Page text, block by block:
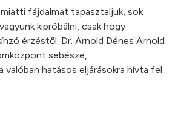
fájdalmat tapasztaljuk, sok
kipróbálni, csak hogy
érzéstől. Dr. Arnold Dénes Arnold
sebésze,
valóban hatásos eljárásokra hívta fel